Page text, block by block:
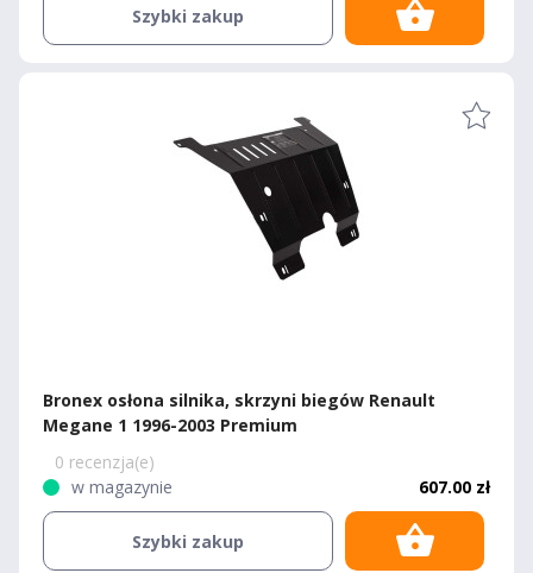
Szybki zakup
Bronex osłona silnika, skrzyni biegów Renault
Megane 1 1996-2003 Premium
0 recenzja(e)
w magazynie
607.00 zł
Szybki zakup